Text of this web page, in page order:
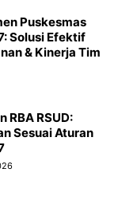
Puskesmas
Solusi Efektif
& Kinerja Tim
RBA RSUD:
Sesuai Aturan